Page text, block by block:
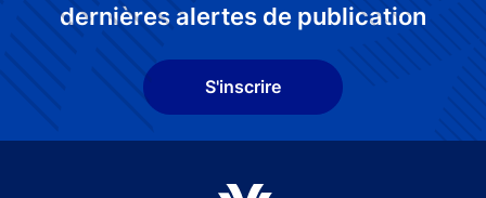
dernières alertes de publication
S'inscrire